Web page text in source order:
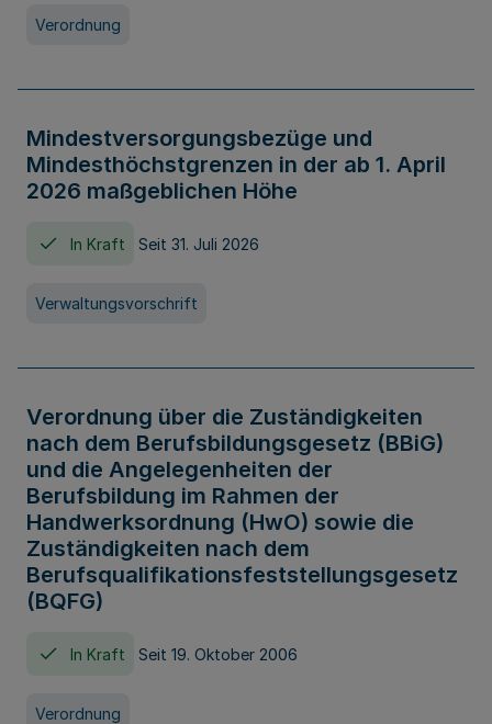
Verordnung
Mindestversorgungsbezüge und
Mindesthöchstgrenzen in der ab 1. April
2026 maßgeblichen Höhe
In Kraft Seit 31. Juli 2026
Verwaltungsvorschrift
Verordnung über die Zuständigkeiten
nach dem Berufsbildungsgesetz (BBiG)
und die Angelegenheiten der
Berufsbildung im Rahmen der
Handwerksordnung (HwO) sowie die
Zuständigkeiten nach dem
Berufsqualifikationsfeststellungsgesetz
(BQFG)
In Kraft Seit 19. Oktober 2006
Verordnung